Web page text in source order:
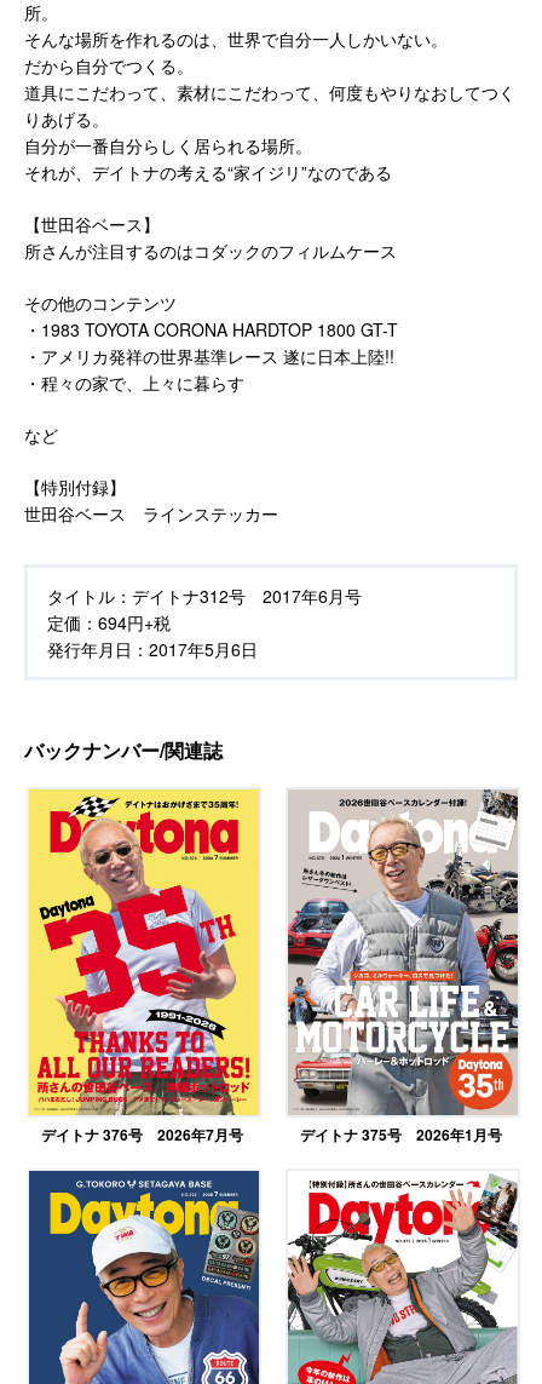
所。
そんな場所を作れるのは、世界で自分一人しかいない。
だから自分でつくる。
道具にこだわって、素材にこだわって、何度もやりなおしてつく
りあげる。
自分が一番自分らしく居られる場所。
それが、デイトナの考える“家イジリ”なのである
【世田谷ベース】
所さんが注目するのはコダックのフィルムケース
その他のコンテンツ
・1983 TOYOTA CORONA HARDTOP 1800 GT-T
・アメリカ発祥の世界基準レース 遂に日本上陸!!
・程々の家で、上々に暮らす
など
【特別付録】
世田谷ベース ラインステッカー
タイトル： デイトナ312号 2017年6月号
定価： 694円+税
発行年月日： 2017年5月6日
バックナンバー/関連誌
デイトナ 376号 2026年7月号 デイトナ 375号 2026年1月号